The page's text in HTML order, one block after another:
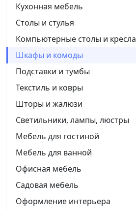
Кухонная мебель
Столы и стулья
Компьютерные столы и кресла
Шкафы и комоды
Подставки и тумбы
Текстиль и ковры
Шторы и жалюзи
Светильники, лампы, люстры
Мебель для гостиной
Мебель для ванной
Офисная мебель
Садовая мебель
Оформление интерьера